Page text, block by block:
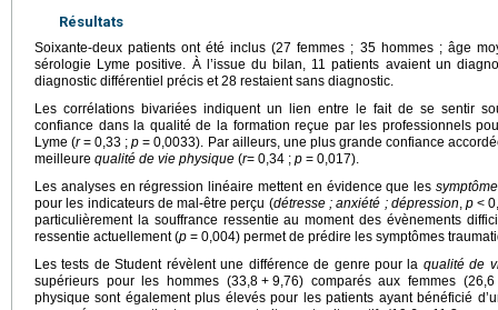
Résultats
Soixante-deux patients ont été inclus (27 femmes ; 35 hommes ; âge
sérologie Lyme positive. À l’issue du bilan, 11 patients avaient un
diagnostic différentiel précis et 28 restaient sans diagnostic.
Les corrélations bivariées indiquent un lien entre le fait de se sentir
confiance dans la qualité de la formation reçue par les professionnels
Lyme (r = 0,33 ;p = 0,0033). Par ailleurs, une plus grande confiance
meilleure qualité de vie physique (r= 0,34 ; p = 0,017).
Les analyses en régression linéaire mettent en évidence que les
pour les indicateurs de mal-être perçu (détresse ; anxiété ; dépression ,p <
particulièrement la souffrance ressentie au moment des évènements
ressentie actuellement (p = 0,004) permet de prédire les symptômes
Les tests de Student révèlent une différence de genre pour la qualité de
supérieurs pour les hommes (33,8 + 9,76) comparés aux femmes (26,6
physique sont également plus élevés pour les patients ayant bénéficié